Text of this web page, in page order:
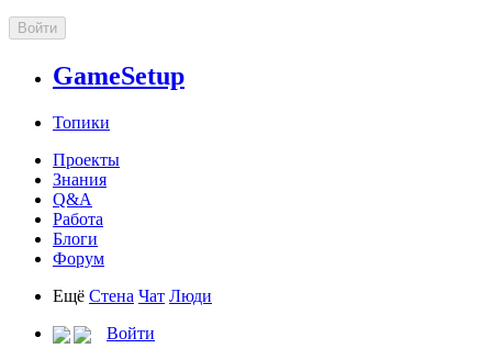
Войти
GameSetup
Топики
Проекты
Знания
Q&A
Работа
Блоги
Форум
Ещё Стена Чат Люди
Войти